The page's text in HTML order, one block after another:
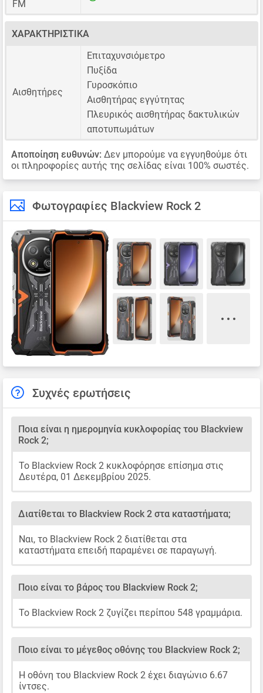
FM
ΧΑΡΑΚΤΗΡΙΣΤΙΚΆ
Αισθητήρες
Επιταχυνσιόμετρο
Πυξίδα
Γυροσκόπιο
Αισθητήρας εγγύτητας
Πλευρικός αισθητήρας δακτυλικών
αποτυπωμάτων
Αποποίηση ευθυνών: Δεν μπορούμε να εγγυηθούμε ότι
οι πληροφορίες αυτής της σελίδας είναι 100% σωστές.
Φωτογραφίες Blackview Rock 2
Συχνές ερωτήσεις
Ποια είναι η ημερομηνία κυκλοφορίας του Blackview
Rock 2;
Το Blackview Rock 2 κυκλοφόρησε επίσημα στις
Δευτέρα, 01 Δεκεμβρίου 2025.
Διατίθεται το Blackview Rock 2 στα καταστήματα;
Ναι, το Blackview Rock 2 διατίθεται στα
καταστήματα επειδή παραμένει σε παραγωγή.
Ποιο είναι το βάρος του Blackview Rock 2;
Το Blackview Rock 2 ζυγίζει περίπου 548 γραμμάρια.
Ποιο είναι το μέγεθος οθόνης του Blackview Rock 2;
Η οθόνη του Blackview Rock 2 έχει διαγώνιο 6.67
ίντσες.